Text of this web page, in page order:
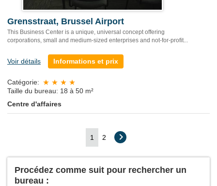
Grensstraat, Brussel Airport
This Business Center is a unique, universal concept offering
corporations, small and medium-sized enterprises and not-for-profit...
Voir détails Informations et prix
Catégorie:
Taille du bureau: 18 à 50 m²
Centre d'affaires
1 2
Procédez comme suit pour rechercher un
bureau :